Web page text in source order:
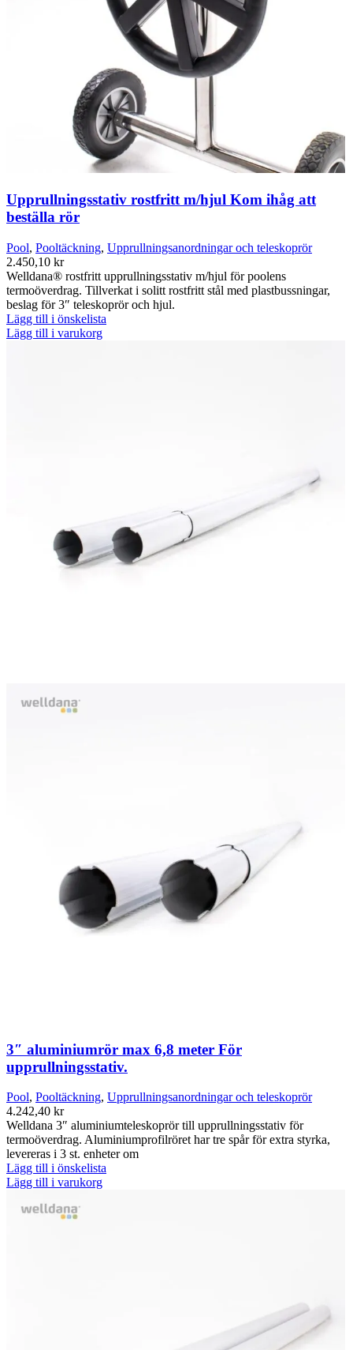
Upprullningsstativ rostfritt m/hjul Kom ihåg att
beställa rör
Pool, Pooltäckning, Upprullningsanordningar och teleskoprör
2.450,10 kr
Welldana® rostfritt upprullningsstativ m/hjul för poolens
termoöverdrag. Tillverkat i solitt rostfritt stål med plastbussningar,
beslag för 3″ teleskoprör och hjul.
Lägg till i önskelista
Lägg till i varukorg
3″ aluminiumrör max 6,8 meter För
upprullningsstativ.
Pool, Pooltäckning, Upprullningsanordningar och teleskoprör
4.242,40 kr
Welldana 3″ aluminiumteleskoprör till upprullningsstativ för
termoöverdrag. Aluminiumprofilröret har tre spår för extra styrka,
levereras i 3 st. enheter om
Lägg till i önskelista
Lägg till i varukorg